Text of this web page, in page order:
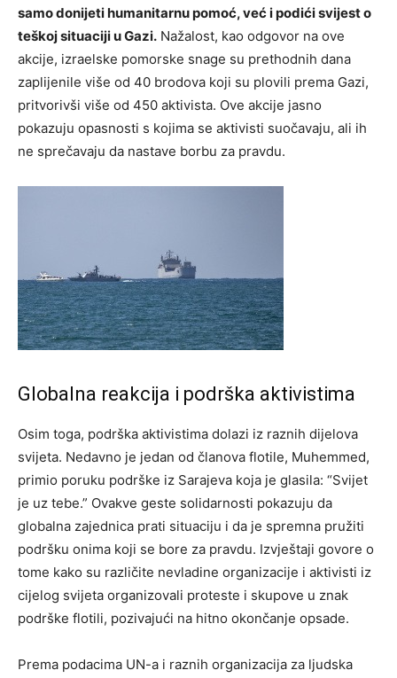
samo donijeti humanitarnu pomoć, već i podići svijest o
teškoj situaciji u Gazi. Nažalost, kao odgovor na ove
akcije, izraelske pomorske snage su prethodnih dana
zaplijenile više od 40 brodova koji su plovili prema Gazi,
pritvorivši više od 450 aktivista. Ove akcije jasno
pokazuju opasnosti s kojima se aktivisti suočavaju, ali ih
ne sprečavaju da nastave borbu za pravdu.
Globalna reakcija i podrška aktivistima
Osim toga, podrška aktivistima dolazi iz raznih dijelova
svijeta. Nedavno je jedan od članova flotile, Muhemmed,
primio poruku podrške iz Sarajeva koja je glasila: “Svijet
je uz tebe.” Ovakve geste solidarnosti pokazuju da
globalna zajednica prati situaciju i da je spremna pružiti
podršku onima koji se bore za pravdu. Izvještaji govore o
tome kako su različite nevladine organizacije i aktivisti iz
cijelog svijeta organizovali proteste i skupove u znak
podrške flotili, pozivajući na hitno okončanje opsade.
Prema podacima UN-a i raznih organizacija za ljudska